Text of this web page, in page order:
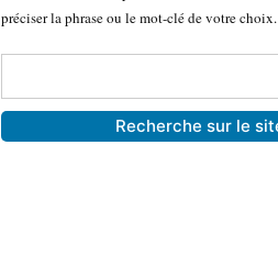
préciser la phrase ou le mot-clé de votre choix.